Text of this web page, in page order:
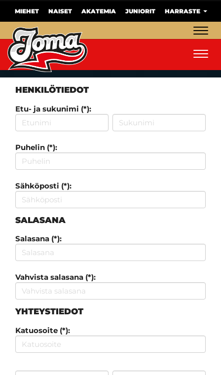
MIEHET NAISET AKATEMIA JUNIORIT HARRASTE
HENKILÖTIEDOT
Etu- ja sukunimi (*):
Puhelin (*):
Sähköposti (*):
SALASANA
Salasana (*):
Vahvista salasana (*):
YHTEYSTIEDOT
Katuosoite (*):